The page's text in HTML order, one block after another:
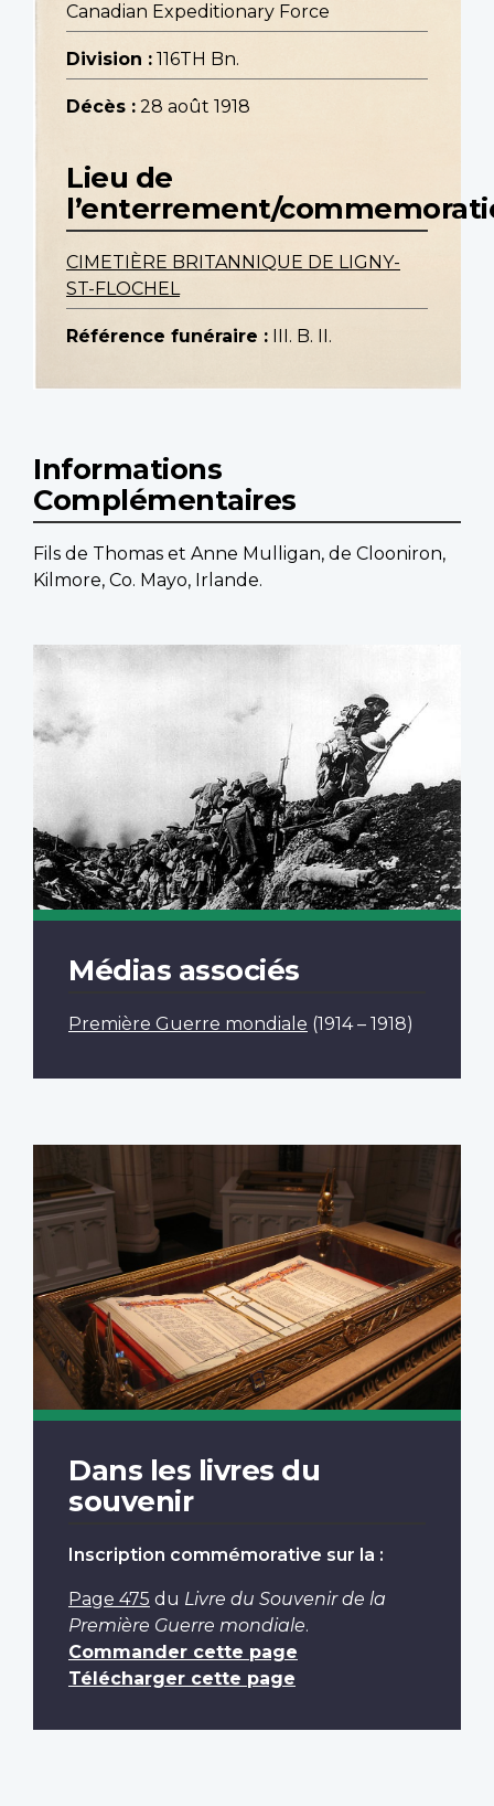
Canadian Expeditionary Force
Division : 116TH Bn.
Décès : 28 août 1918
Lieu de
l’enterrement/
CIMETIÈRE BRITANNIQUE DE LIGNY-
ST-FLOCHEL
Référence funéraire : III. B. II.
Informations
Complémentaires
Fils de Thomas et Anne Mulligan, de Clooniron,
Kilmore, Co. Mayo, Irlande.
Médias associés
Première Guerre mondiale (1914 – 1918)
Dans les livres du
souvenir
Inscription commémorative sur la :
Page 475 du Livre du Souvenir de la
Première Guerre mondiale.
Commander cette page
Télécharger cette page